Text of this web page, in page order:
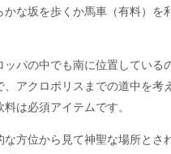
かな坂を歩くか馬車（有料）を
ッパの中でも南に位置している
、アクロポリスまでの道中を考
は必須アイテムです。
な方位から見て神聖な場所とさ